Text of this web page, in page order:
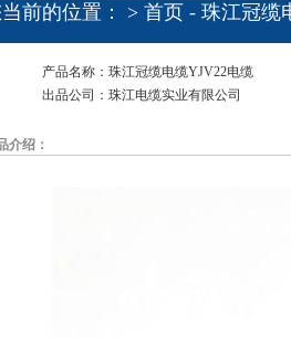
前的位置： > 首页 - 珠江冠缆
产品名称：珠江冠缆电缆YJV22电缆
出品公司：珠江电缆实业有限公司
介绍：